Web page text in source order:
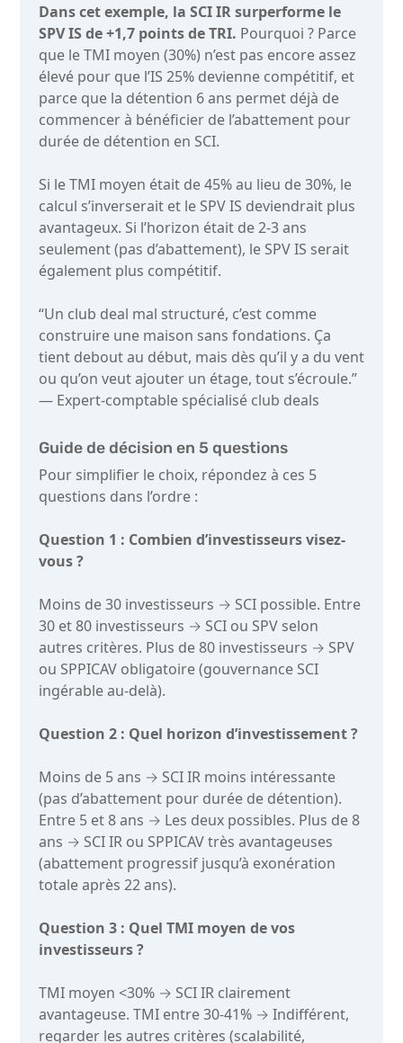
Dans cet exemple, la SCI IR surperforme le
SPV IS de +1,7 points de TRI. Pourquoi ? Parce
que le TMI moyen (30%) n’est pas encore assez
élevé pour que l’IS 25% devienne compétitif, et
parce que la détention 6 ans permet déjà de
commencer à bénéficier de l’abattement pour
durée de détention en SCI.
Si le TMI moyen était de 45% au lieu de 30%, le
calcul s’inverserait et le SPV IS deviendrait plus
avantageux. Si l’horizon était de 2-3 ans
seulement (pas d’abattement), le SPV IS serait
également plus compétitif.
“Un club deal mal structuré, c’est comme
construire une maison sans fondations. Ça
tient debout au début, mais dès qu’il y a du vent
ou qu’on veut ajouter un étage, tout s’écroule.”
— Expert-comptable spécialisé club deals
Guide de décision en 5 questions
Pour simplifier le choix, répondez à ces 5
questions dans l’ordre :
Question 1 : Combien d’investisseurs visez-
vous ?
Moins de 30 investisseurs → SCI possible. Entre
30 et 80 investisseurs → SCI ou SPV selon
autres critères. Plus de 80 investisseurs → SPV
ou SPPICAV obligatoire (gouvernance SCI
ingérable au-delà).
Question 2 : Quel horizon d’investissement ?
Moins de 5 ans → SCI IR moins intéressante
(pas d’abattement pour durée de détention).
Entre 5 et 8 ans → Les deux possibles. Plus de 8
ans → SCI IR ou SPPICAV très avantageuses
(abattement progressif jusqu’à exonération
totale après 22 ans).
Question 3 : Quel TMI moyen de vos
investisseurs ?
TMI moyen <30% → SCI IR clairement
avantageuse. TMI entre 30-41% → Indifférent,
regarder les autres critères (scalabilité,